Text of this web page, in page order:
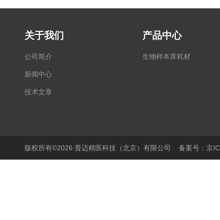
关于我们
公司简介
新闻中心
技术文章
产品中心
生物样本库耗材
版权所有©2026 普迈精医科技（北京）有限公司 备案号：京